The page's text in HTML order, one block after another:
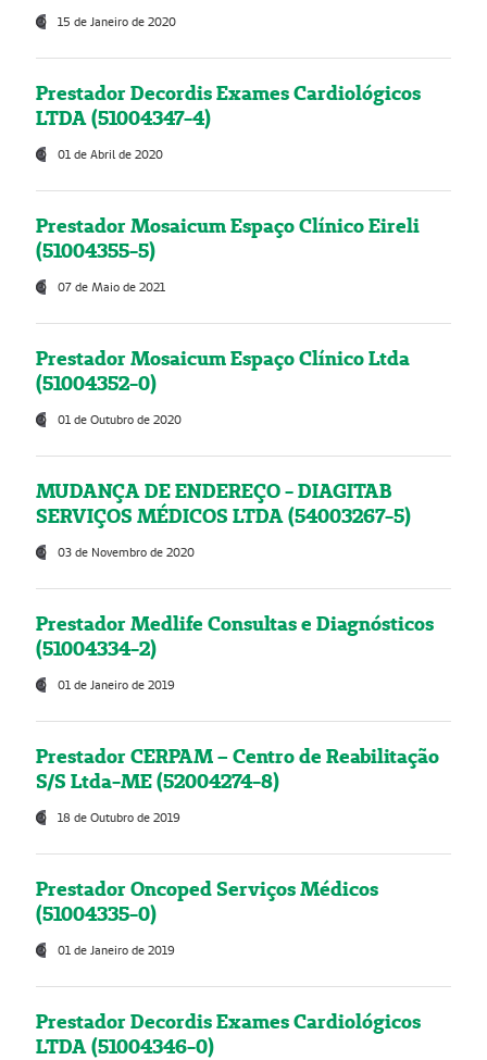
15 de Janeiro de 2020
Prestador Decordis Exames Cardiológicos
LTDA (51004347-4)
01 de Abril de 2020
Prestador Mosaicum Espaço Clínico Eireli
(51004355-5)
07 de Maio de 2021
Prestador Mosaicum Espaço Clínico Ltda
(51004352-0)
01 de Outubro de 2020
MUDANÇA DE ENDEREÇO - DIAGITAB
SERVIÇOS MÉDICOS LTDA (54003267-5)
03 de Novembro de 2020
Prestador Medlife Consultas e Diagnósticos
(51004334-2)
01 de Janeiro de 2019
Prestador CERPAM – Centro de Reabilitação
S/S Ltda-ME (52004274-8)
18 de Outubro de 2019
Prestador Oncoped Serviços Médicos
(51004335-0)
01 de Janeiro de 2019
Prestador Decordis Exames Cardiológicos
LTDA (51004346-0)